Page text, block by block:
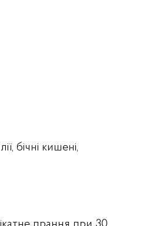
бічні кишені,